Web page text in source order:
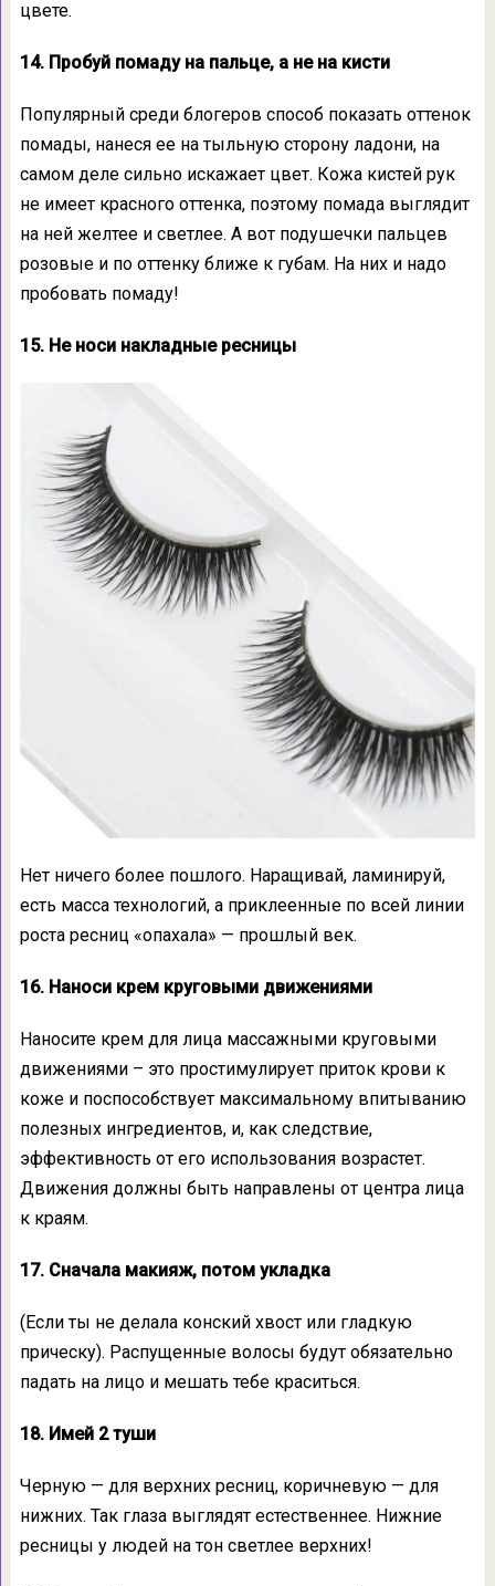
цвете.
14. Пробуй помаду на пальце, а не на кисти
Популярный среди блогеров способ показать оттенок
помады, нанеся ее на тыльную сторону ладони, на
самом деле сильно искажает цвет. Кожа кистей рук
не имеет красного оттенка, поэтому помада выглядит
на ней желтее и светлее. А вот подушечки пальцев
розовые и по оттенку ближе к губам. На них и надо
пробовать помаду!
15. Не носи накладные ресницы
Нет ничего более пошлого. Наращивай, ламинируй,
есть масса технологий, а приклеенные по всей линии
роста ресниц «опахала» — прошлый век.
16. Наноси крем круговыми движениями
Наносите крем для лица массажными круговыми
движениями – это простимулирует приток крови к
коже и поспособствует максимальному впитыванию
полезных ингредиентов, и, как следствие,
эффективность от его использования возрастет.
Движения должны быть направлены от центра лица
к краям.
17. Сначала макияж, потом укладка
(Если ты не делала конский хвост или гладкую
прическу). Распущенные волосы будут обязательно
падать на лицо и мешать тебе краситься.
18. Имей 2 туши
Черную — для верхних ресниц, коричневую — для
нижних. Так глаза выглядят естественнее. Нижние
ресницы у людей на тон светлее верхних!